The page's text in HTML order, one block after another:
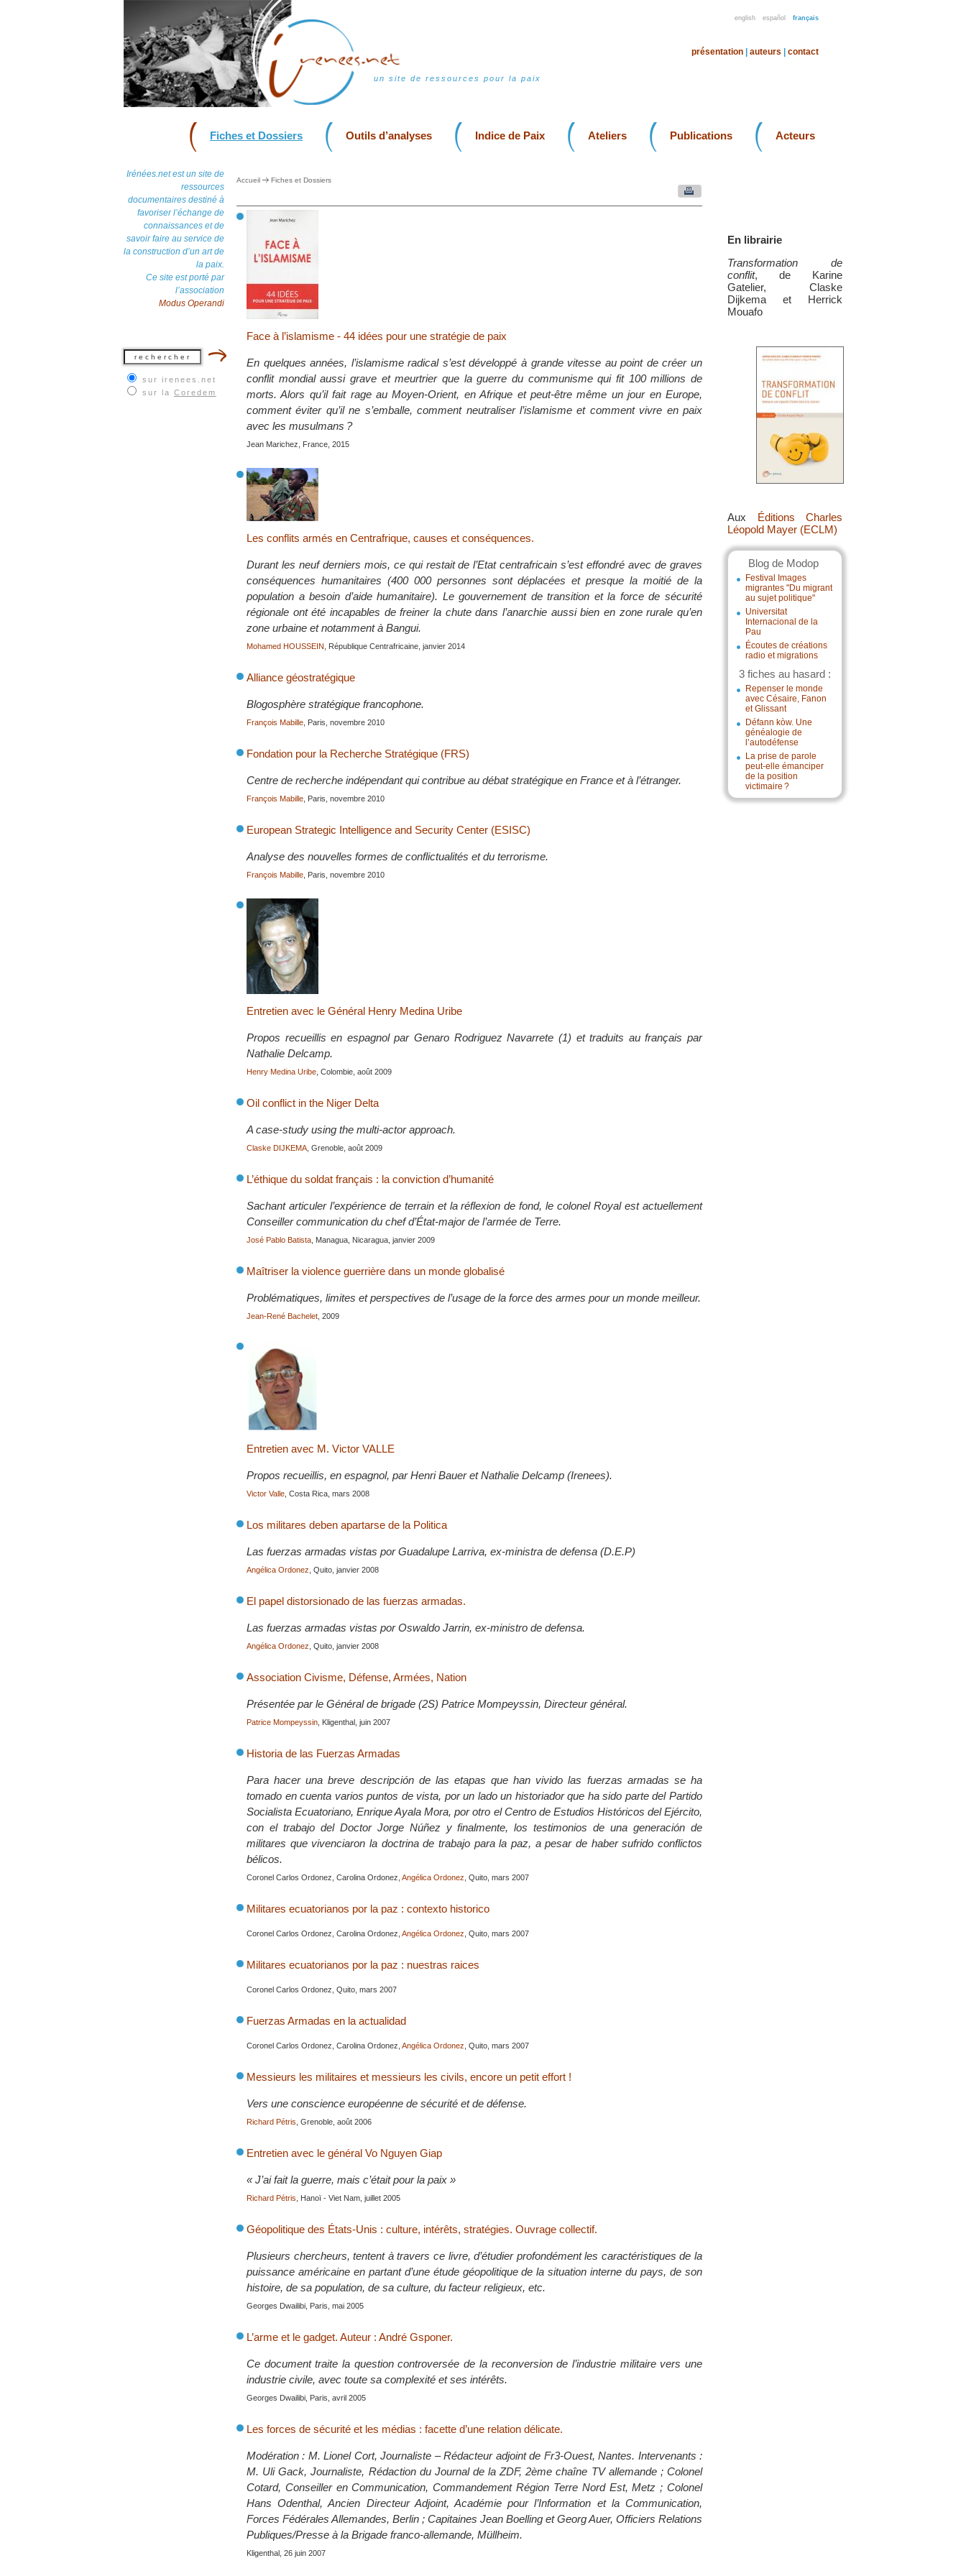
english español français
un site de ressources pour la paix
présentation auteurs contact
Fiches et Dossiers Outils d’analyses Indice de Paix Ateliers Publications Acteurs
Irénées.net est un site de
ressources
documentaires destiné à
favoriser l’échange de
connaissances et de
savoir faire au service de
la construction d’un art de
la paix.
Ce site est porté par
l’association
Modus Operandi
sur irenees.net
sur la Coredem
En librairie
Transformation de
conflit, de Karine
Gatelier, Claske
Dijkema et Herrick
Mouafo
Aux Éditions Charles
Léopold Mayer (ECLM)
Blog de Modop
Festival Images
migrantes "Du migrant
au sujet politique"
Universitat
Internacional de la
Pau
Écoutes de créations
radio et migrations
3 fiches au hasard :
Repenser le monde
avec Césaire, Fanon
et Glissant
Défann kòw. Une
généalogie de
l’autodéfense
La prise de parole
peut-elle émanciper
de la position
victimaire ?
Accueil Fiches et Dossiers
Face à l’islamisme - 44 idées pour une stratégie de paix
En quelques années, l’islamisme radical s’est développé à grande vitesse au point de créer un
conflit mondial aussi grave et meurtrier que la guerre du communisme qui fit 100 millions de
morts. Alors qu’il fait rage au Moyen-Orient, en Afrique et peut-être même un jour en Europe,
comment éviter qu’il ne s’emballe, comment neutraliser l’islamisme et comment vivre en paix
avec les musulmans ?
Jean Marichez, France, 2015
Les conflits armés en Centrafrique, causes et conséquences.
Durant les neuf derniers mois, ce qui restait de l’Etat centrafricain s’est effondré avec de graves
conséquences humanitaires (400 000 personnes sont déplacées et presque la moitié de la
population a besoin d’aide humanitaire). Le gouvernement de transition et la force de sécurité
régionale ont été incapables de freiner la chute dans l’anarchie aussi bien en zone rurale qu’en
zone urbaine et notamment à Bangui.
Mohamed HOUSSEIN , République Centrafricaine, janvier 2014
Alliance géostratégique
Blogosphère stratégique francophone.
François Mabille , Paris, novembre 2010
Fondation pour la Recherche Stratégique (FRS)
Centre de recherche indépendant qui contribue au débat stratégique en France et à l’étranger.
François Mabille , Paris, novembre 2010
European Strategic Intelligence and Security Center (ESISC)
Analyse des nouvelles formes de conflictualités et du terrorisme.
François Mabille , Paris, novembre 2010
Entretien avec le Général Henry Medina Uribe
Propos recueillis en espagnol par Genaro Rodriguez Navarrete (1) et traduits au français par
Nathalie Delcamp.
Henry Medina Uribe , Colombie, août 2009
Oil conflict in the Niger Delta
A case-study using the multi-actor approach.
Claske DIJKEMA , Grenoble, août 2009
L’éthique du soldat français : la conviction d’humanité
Sachant articuler l’expérience de terrain et la réflexion de fond, le colonel Royal est actuellement
Conseiller communication du chef d’État-major de l’armée de Terre.
José Pablo Batista , Managua, Nicaragua, janvier 2009
Maîtriser la violence guerrière dans un monde globalisé
Problématiques, limites et perspectives de l’usage de la force des armes pour un monde meilleur.
Jean-René Bachelet , 2009
Entretien avec M. Victor VALLE
Propos recueillis, en espagnol, par Henri Bauer et Nathalie Delcamp (Irenees).
Victor Valle , Costa Rica, mars 2008
Los militares deben apartarse de la Politica
Las fuerzas armadas vistas por Guadalupe Larriva, ex-ministra de defensa (D.E.P)
Angélica Ordonez , Quito, janvier 2008
El papel distorsionado de las fuerzas armadas.
Las fuerzas armadas vistas por Oswaldo Jarrin, ex-ministro de defensa.
Angélica Ordonez , Quito, janvier 2008
Association Civisme, Défense, Armées, Nation
Présentée par le Général de brigade (2S) Patrice Mompeyssin, Directeur général.
Patrice Mompeyssin , Kligenthal, juin 2007
Historia de las Fuerzas Armadas
Para hacer una breve descripción de las etapas que han vivido las fuerzas armadas se ha
tomado en cuenta varios puntos de vista, por un lado un historiador que ha sido parte del Partido
Socialista Ecuatoriano, Enrique Ayala Mora, por otro el Centro de Estudios Históricos del Ejército,
con el trabajo del Doctor Jorge Núñez y finalmente, los testimonios de una generación de
militares que vivenciaron la doctrina de trabajo para la paz, a pesar de haber sufrido conflictos
bélicos.
Coronel Carlos Ordonez, Carolina Ordonez, Angélica Ordonez , Quito, mars 2007
Militares ecuatorianos por la paz : contexto historico
Coronel Carlos Ordonez, Carolina Ordonez, Angélica Ordonez , Quito, mars 2007
Militares ecuatorianos por la paz : nuestras raices
Coronel Carlos Ordonez, Quito, mars 2007
Fuerzas Armadas en la actualidad
Coronel Carlos Ordonez, Carolina Ordonez, Angélica Ordonez , Quito, mars 2007
Messieurs les militaires et messieurs les civils, encore un petit effort !
Vers une conscience européenne de sécurité et de défense.
Richard Pétris , Grenoble, août 2006
Entretien avec le général Vo Nguyen Giap
« J’ai fait la guerre, mais c’était pour la paix »
Richard Pétris , Hanoï - Viet Nam, juillet 2005
Géopolitique des États-Unis : culture, intérêts, stratégies. Ouvrage collectif.
Plusieurs chercheurs, tentent à travers ce livre, d’étudier profondément les caractéristiques de la
puissance américaine en partant d’une étude géopolitique de la situation interne du pays, de son
histoire, de sa population, de sa culture, du facteur religieux, etc.
Georges Dwailibi, Paris, mai 2005
L’arme et le gadget. Auteur : André Gsponer.
Ce document traite la question controversée de la reconversion de l’industrie militaire vers une
industrie civile, avec toute sa complexité et ses intérêts.
Georges Dwailibi, Paris, avril 2005
Les forces de sécurité et les médias : facette d’une relation délicate.
Modération : M. Lionel Cort, Journaliste – Rédacteur adjoint de Fr3-Ouest, Nantes. Intervenants :
M. Uli Gack, Journaliste, Rédaction du Journal de la ZDF, 2ème chaîne TV allemande ; Colonel
Cotard, Conseiller en Communication, Commandement Région Terre Nord Est, Metz ; Colonel
Hans Odenthal, Ancien Directeur Adjoint, Académie pour l’Information et la Communication,
Forces Fédérales Allemandes, Berlin ; Capitaines Jean Boelling et Georg Auer, Officiers Relations
Publiques/Presse à la Brigade franco-allemande, Müllheim.
Kligenthal, 26 juin 2007